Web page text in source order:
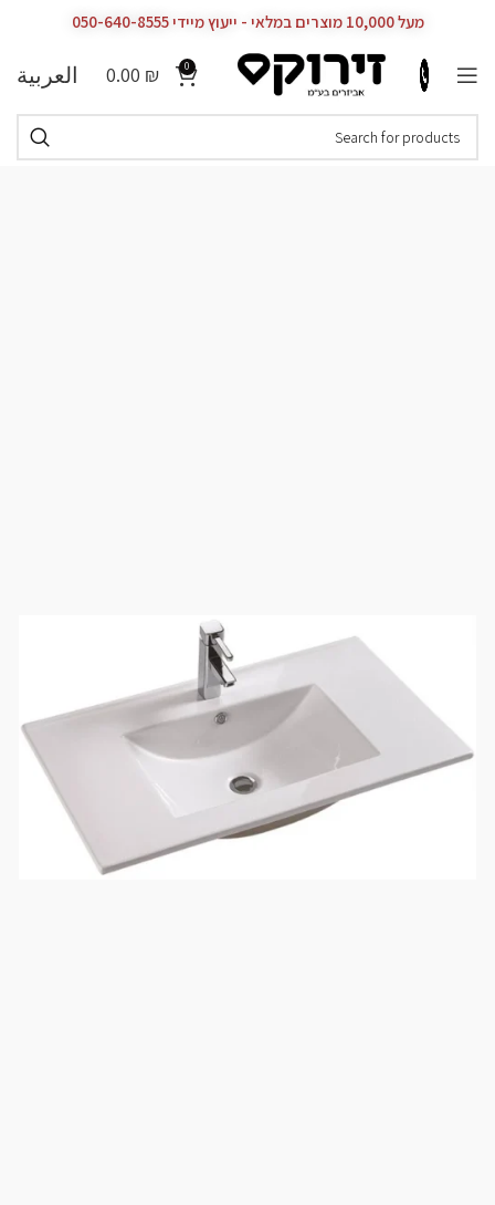
מעל 10,000 מוצרים במלאי - ייעוץ מיידי 050-640-8555
0
0.00 ₪ العربية